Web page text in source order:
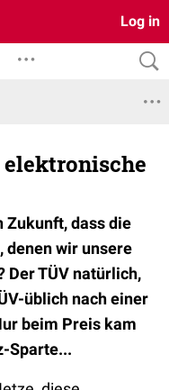
Log in
elektronische
Zukunft, dass die
wir unsere
Der TÜV natürlich,
üblich nach einer
beim Preis kam
Sparte...